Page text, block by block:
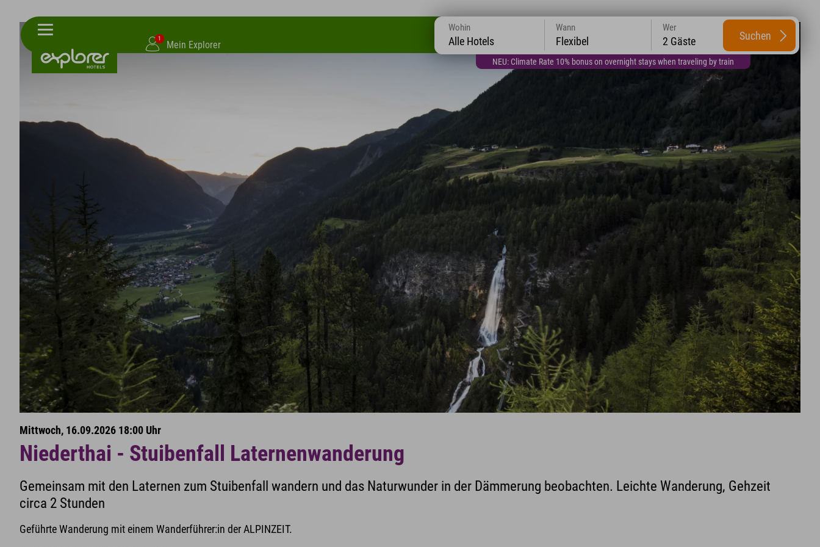
1
Mein Explorer
NEU: Climate Rate 10% bonus on overnight stays when traveling by train
Wohin
Alle Hotels
Wann
Flexibel
Wer
2 Gäste Suchen
Mittwoch, 16.09.2026 18:00 Uhr
Niederthai - Stuibenfall Laternenwanderung
Gemeinsam mit den Laternen zum Stuibenfall wandern und das Naturwunder in der Dämmerung beobachten. Leichte Wanderung, Gehzeit
circa 2 Stunden
Geführte Wanderung mit einem Wanderführer:in der ALPINZEIT.